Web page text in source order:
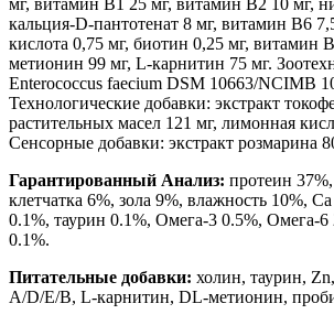
мг, витамин В1 25 мг, витамин В2 10 мг,
кальция-D-пантотенат 8 мг, витамин В6
кислота 0,75 мг, биотин 0,25 мг, витамин
метионин 99 мг, L-карнитин 75 мг.
Enterococcus faecium DSM 10663/NCIMB
Технологические добавки: экстракт
растительных масел 121 мг, лимонная
Сенсорные добавки: экстракт розмарина
Гарантированный Анализ: протеин
клетчатка 6%, зола 9%, влажность 10%,
0.1%, таурин 0.1%, Омега-3 0.5%, Омега-
0.1%.
Питательные добавки: холин, таурин,
A/D/E/B, L-карнитин, DL-метионин,